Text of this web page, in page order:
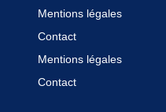
Mentions légales
Contact
Mentions légales
Contact